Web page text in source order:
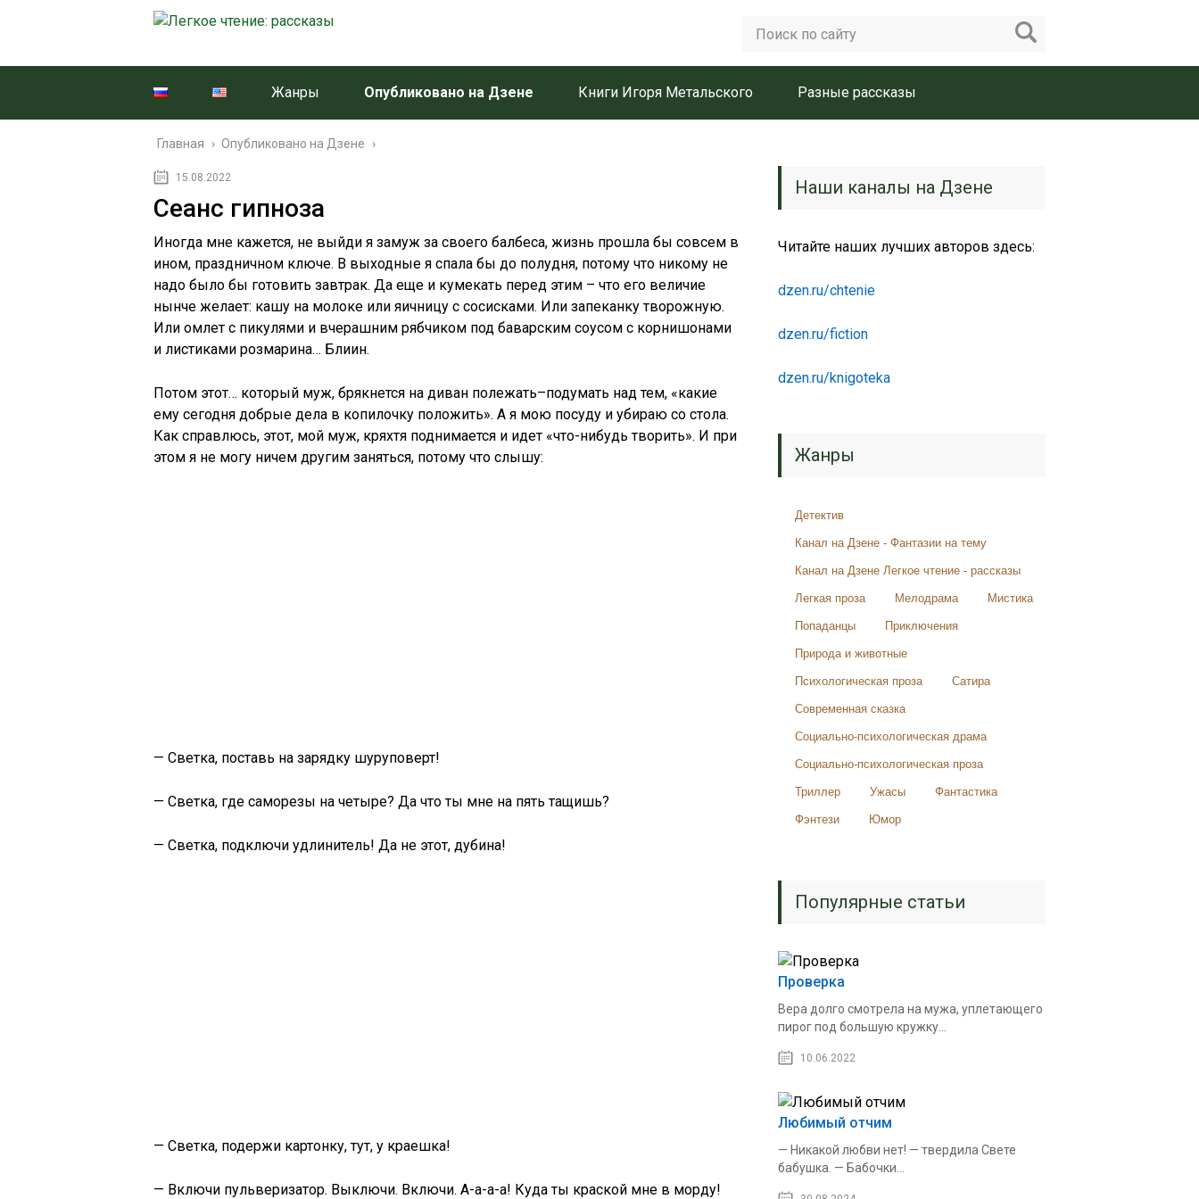
Жанры Опубликовано на Дзене Книги Игоря Метальского Разные рассказы
Главная › Опубликовано на Дзене ›
15.08.2022
Сеанс гипноза
Иногда мне кажется, не выйди я замуж за своего балбеса, жизнь прошла бы совсем в
ином, праздничном ключе. В выходные я спала бы до полудня, потому что никому не
надо было бы готовить завтрак. Да еще и кумекать перед этим – что его величие
нынче желает: кашу на молоке или яичницу с сосисками. Или запеканку творожную.
Или омлет с пикулями и вчерашним рябчиком под баварским соусом с корнишонами
и листиками розмарина… Блиин.
Потом этот… который муж, брякнется на диван полежать–подумать над тем, «какие
ему сегодня добрые дела в копилочку положить». А я мою посуду и убираю со стола.
Как справлюсь, этот, мой муж, кряхтя поднимается и идет «что-нибудь творить». И при
этом я не могу ничем другим заняться, потому что слышу:
— Светка, поставь на зарядку шуруповерт!
— Светка, где саморезы на четыре? Да что ты мне на пять тащишь?
— Светка, подключи удлинитель! Да не этот, дубина!
— Светка, подержи картонку, тут, у краешка!
— Включи пульверизатор. Выключи. Включи. А-а-а-а! Куда ты краской мне в морду!
Наши каналы на Дзене
Читайте наших лучших авторов здесь:
dzen.ru/chtenie
dzen.ru/fiction
dzen.ru/knigoteka
Жанры
Детектив
Канал на Дзене - Фантазии на тему
Канал на Дзене Легкое чтение - рассказы
Легкая проза Мелодрама Мистика
Попаданцы Приключения
Природа и животные
Психологическая проза Сатира
Современная сказка
Социально-психологическая драма
Социально-психологическая проза
Триллер Ужасы Фантастика
Фэнтези Юмор
Популярные статьи
Проверка
Вера долго смотрела на мужа, уплетающего
пирог под большую кружку...
10.06.2022
Любимый отчим
— Никакой любви нет! — твердила Свете
бабушка. — Бабочки...